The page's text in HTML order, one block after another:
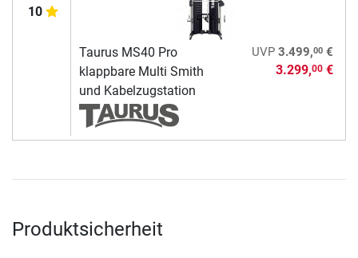
10
Taurus MS40 Pro
klappbare Multi Smith
und Kabelzugstation
UVP 3.499,00€
3.299,00€
Produktsicherheit